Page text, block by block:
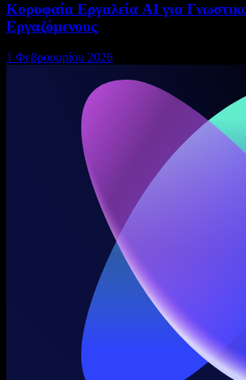
Κορυφαία Εργαλεία AI για
Εργαζόμενους
1 Φεβρουαρίου 2026